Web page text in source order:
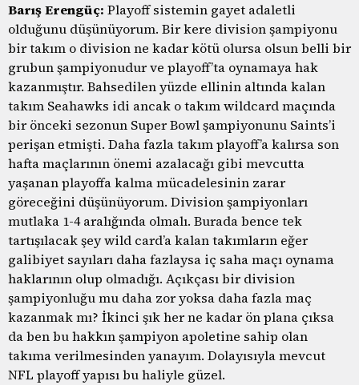
Barış Erengüç: Playoff sistemin gayet adaletli
olduğunu düşünüyorum. Bir kere division şampiyonu
bir takım o division ne kadar kötü olursa olsun belli bir
grubun şampiyonudur ve playoff’ta oynamaya hak
kazanmıştır. Bahsedilen yüzde ellinin altında kalan
takım Seahawks idi ancak o takım wildcard maçında
bir önceki sezonun Super Bowl şampiyonunu Saints’i
perişan etmişti. Daha fazla takım playoff’a kalırsa son
hafta maçlarının önemi azalacağı gibi mevcutta
yaşanan playoffa kalma mücadelesinin zarar
göreceğini düşünüyorum. Division şampiyonları
mutlaka 1-4 aralığında olmalı. Burada bence tek
tartışılacak şey wild card’a kalan takımların eğer
galibiyet sayıları daha fazlaysa iç saha maçı oynama
haklarının olup olmadığı. Açıkçası bir division
şampiyonluğu mu daha zor yoksa daha fazla maç
kazanmak mı? İkinci şık her ne kadar ön plana çıksa
da ben bu hakkın şampiyon apoletine sahip olan
takıma verilmesinden yanayım. Dolayısıyla mevcut
NFL playoff yapısı bu haliyle güzel.